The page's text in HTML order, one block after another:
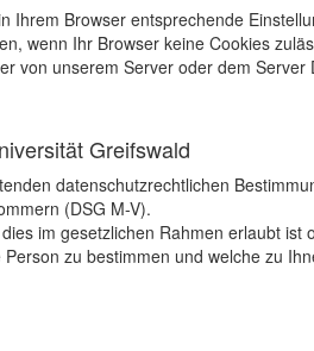
Browser entsprechende
wenn Ihr Browser keine Cookies
von unserem Server oder dem
Greifswald
datenschutzrechtlichen
(DSG M-V).
im gesetzlichen Rahmen erlaubt ist
zu bestimmen und welche zu